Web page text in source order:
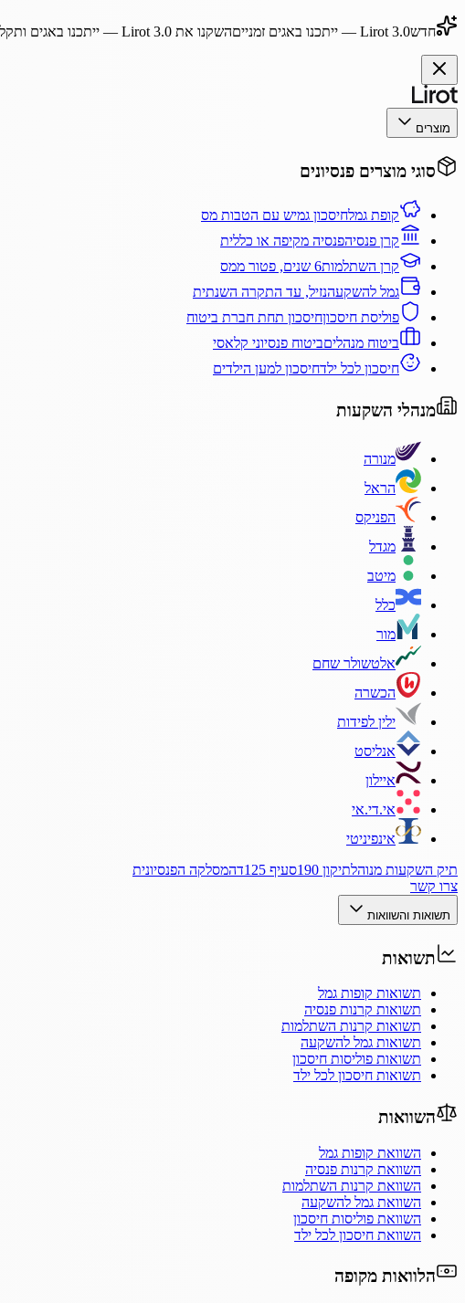
חדשLirot 3.0 — ייתכנו באגים זמנייםהשקנו את Lirot 3.0 — ייתכנו באגים
מוצרים
סוגי מוצרים פנסיונים
קופת גמלחיסכון גמיש עם הטבות מס
קרן פנסיהפנסיה מקיפה או כללית
קרן השתלמות6 שנים, פטור ממס
גמל להשקעהנזיל, עד התקרה השנתית
פוליסת חיסכוןחיסכון תחת חברת ביטוח
ביטוח מנהליםביטוח פנסיוני קלאסי
חיסכון לכל ילדחיסכון למען הילדים
מנהלי השקעות
מנורה
הראל
הפניקס
מגדל
מיטב
כלל
מור
אלטשולר שחם
הכשרה
ילין לפידות
אנליסט
איילון
אי.די.אי
אינפיניטי
תיק השקעות מנוהלתיקון 190 סעיף 125ד
המסלקה הפנסיונית
צרו קשר
תשואות והשוואות
תשואות
תשואות קופות גמל
תשואות קרנות פנסיה
תשואות קרנות השתלמות
תשואות גמל להשקעה
תשואות פוליסות חיסכון
תשואות חיסכון לכל ילד
השוואות
השוואת קופות גמל
השוואת קרנות פנסיה
השוואת קרנות השתלמות
השוואת גמל להשקעה
השוואת פוליסות חיסכון
השוואת חיסכון לכל ילד
הלוואות מקופה